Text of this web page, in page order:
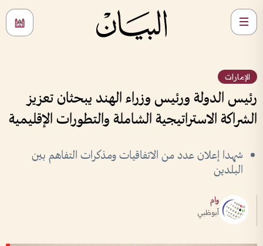
الإمارات
رئيس الدولة ورئيس وزراء الهند يبحثان تعزيز
الشراكة الاستراتيجية الشاملة والتطورات الإقليمية
شهدا إعلان عدد من الاتفاقيات ومذكرات التفاهم بين
البلدين
وام
أبوظبي